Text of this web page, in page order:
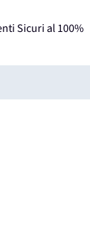
Sicuri al 100%